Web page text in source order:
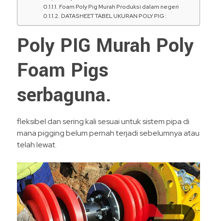
Foam Poly Pig Murah Produksi dalam negeri
DATASHEET TABEL UKURAN POLY PIG :
Poly PIG Murah Poly
Foam Pigs
serbaguna.
fleksibel dan sering kali sesuai untuk sistem pipa di
mana pigging belum pernah terjadi sebelumnya atau
telah lewat.